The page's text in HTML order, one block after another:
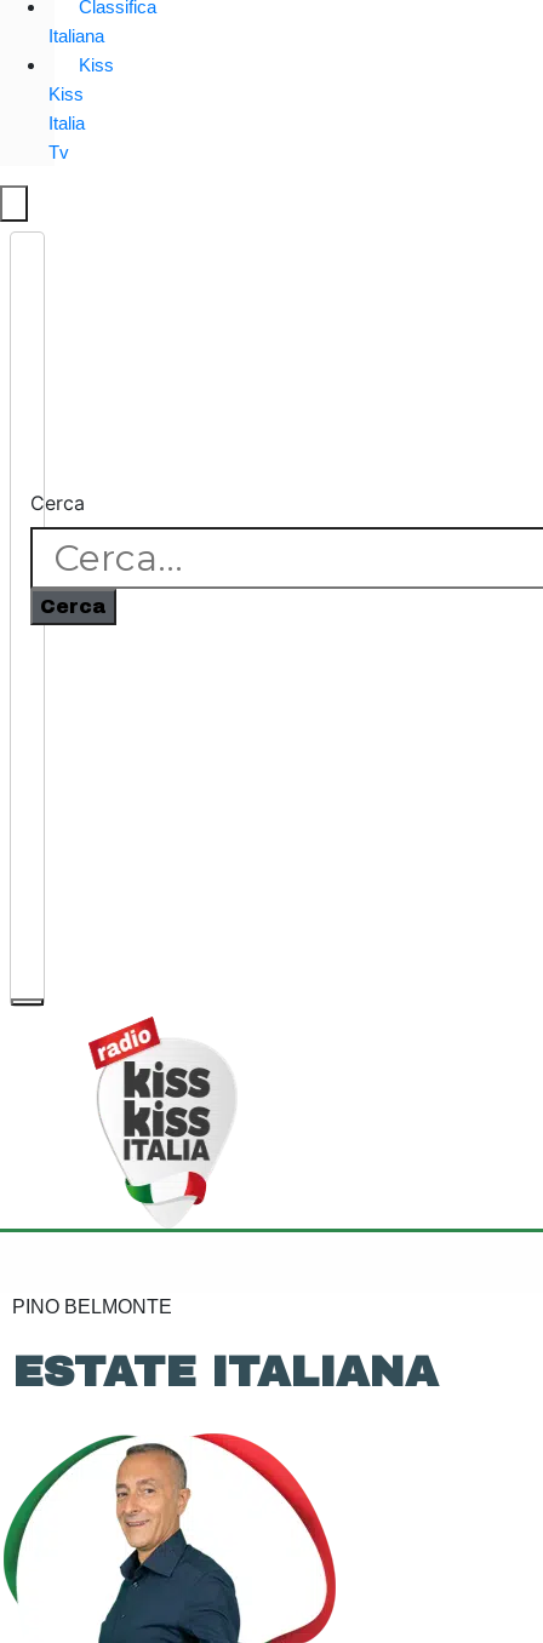
Classifica
Italiana
Kiss
Kiss
Italia
Tv
Cerca
Cerca
PINO BELMONTE
ESTATE ITALIANA